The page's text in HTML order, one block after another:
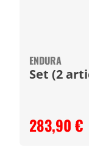
ENDURA
283,90 €